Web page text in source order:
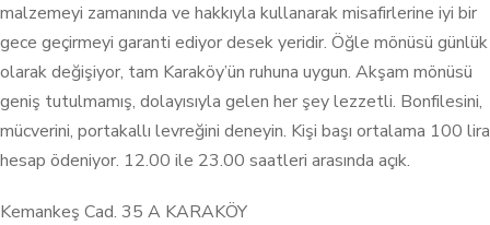
malzemeyi zamanında ve hakkıyla kullanarak misafirlerine iyi bir
gece geçirmeyi garanti ediyor desek yeridir. Öğle mönüsü günlük
olarak değişiyor, tam Karaköy’ün ruhuna uygun. Akşam mönüsü
geniş tutulmamış, dolayısıyla gelen her şey lezzetli. Bonfilesini,
mücverini, portakallı levreğini deneyin. Kişi başı ortalama 100 lira
hesap ödeniyor. 12.00 ile 23.00 saatleri arasında açık.
Kemankeş Cad. 35 A KARAKÖY